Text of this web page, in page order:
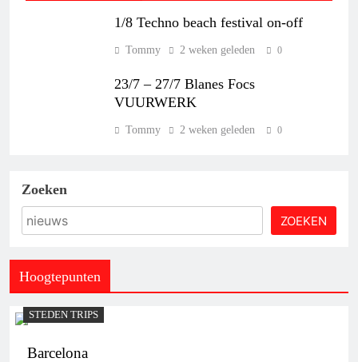
1/8 Techno beach festival on-off
Tommy 2 weken geleden 0
23/7 – 27/7 Blanes Focs
VUURWERK
Tommy 2 weken geleden 0
Zoeken
ZOEKEN
Hoogtepunten
STEDEN TRIPS
Barcelona